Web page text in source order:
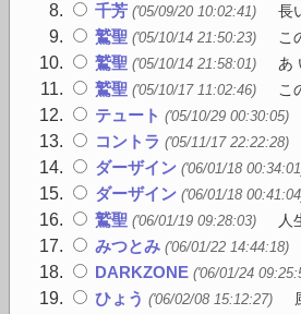
千芳 ('05/09/20 10:02:41) 長
鷲聖 ('05/10/14 21:50:23) こ
鷲聖 ('05/10/14 21:58:01) あ
鷲聖 ('05/10/17 11:02:46) こ
テュート ('05/10/29 00:30:05)
コントラ ('05/11/17 22:22:28)
ダーザイン ('06/01/18
ダーザイン ('06/01/18
鷲聖 ('06/01/19 09:28:03) 人
みつとみ ('06/01/22 14:44:18)
DARKZONE ('06/01/24
ひょう ('06/02/08 15:12:27)